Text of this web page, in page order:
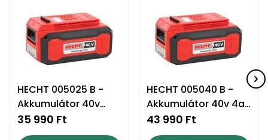
HECHT 005025 B -
Akkumulátor 40v
2,5ah akku program
5040
35 990 Ft
HECHT 005040 B -
Akkumulátor 40v 4ah
akku program 5040
43 990 Ft